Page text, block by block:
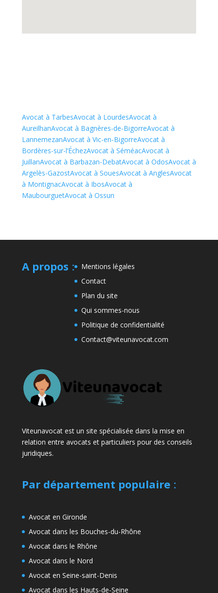
Avocat à TarbesAvocat à LourdesAvocat à
AureilhanAvocat à Bagnères-de-BigorreAvocat à
LannemezanAvocat à Vic-en-BigorreAvocat à
Bordères-sur-l’ÉchezAvocat à SéméacAvocat à
JuillanAvocat à Barbazan-DebatAvocat à OdosAvocat à
Argelès-GazostAvocat à SouesAvocat à AnglesAvocat
à MontignacAvocat à IbosAvocat à
MaubourguetAvocat à Ossun
A propos :
Mentions légales
Contact
Plan du site
Qui sommes-nous
Politique de confidentialité
Contact@viteunavocat.com
Viteunavocat est un site spécialisée dans la mise en
relation entre avocats et particuliers pour des conseils
juridiques.
Par département populaire:
Avocat en Gironde
Avocat dans les Bouches-du-Rhône
Avocat dans le Rhône
Avocat dans le Nord
Avocat en Seine-saint-Denis
Avocat dans les Hauts-de-Seine